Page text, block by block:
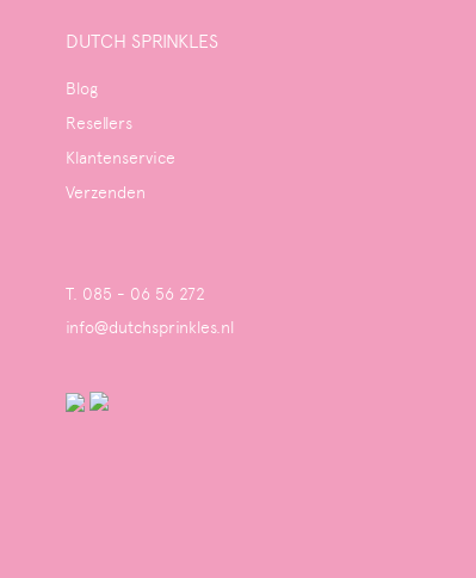
DUTCH SPRINKLES
Blog
Resellers
Klantenservice
Verzenden
T. 085 - 06 56 272
info@dutchsprinkles.nl